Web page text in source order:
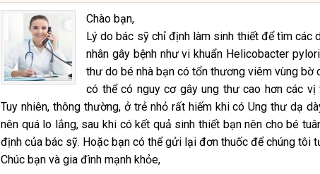
Chào bạn,
Lý do bác sỹ chỉ định làm sinh thiết để tìm các
nhân gây bệnh như vi khuẩn Helicobacter
thư do bé nhà bạn có tổn thương viêm vùng bờ
có thể có nguy cơ gây ung thư cao hơn các vị
Tuy nhiên, thông thường, ở trẻ nhỏ rất hiếm khi có Ung thư dạ
nên quá lo lắng, sau khi có kết quả sinh thiết bạn nên cho bé
định của bác sỹ. Hoặc bạn có thể gửi lại đơn thuốc để chúng tôi
Chúc bạn và gia đình mạnh khỏe,